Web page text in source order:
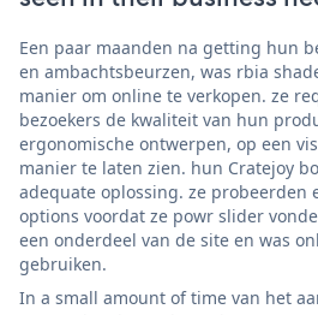
Een paar maanden na getting hun
en ambachtsbeurzen, was rbia
manier om online te verkopen. ze
bezoekers de kwaliteit van hun
ergonomische ontwerpen, op een
manier te laten zien. hun Cratejoy
adequate oplossing. ze probeerden
options voordat ze powr slider
een onderdeel van de site en was
gebruiken.
In a small amount of time van het